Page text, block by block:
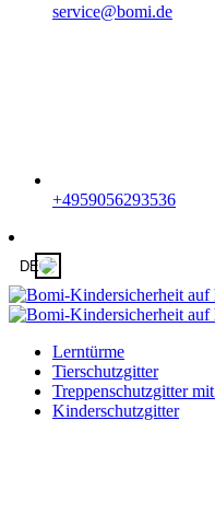
service@bomi.de
+4959056293536
DE
Lerntürme
Tierschutzgitter
Treppenschutzgitter
Kinderschutzgitter